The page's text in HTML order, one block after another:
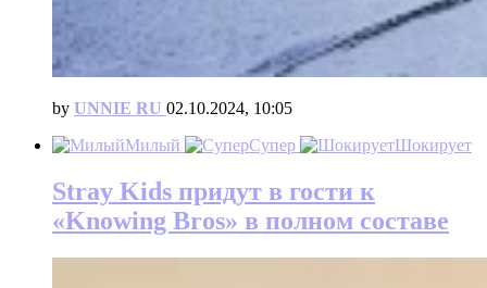
by UNNIE RU 02.10.2024, 10:05
Милый
Супер Шокирует
Stray Kids придут в гости к
«Knowing Bros» в полном составе